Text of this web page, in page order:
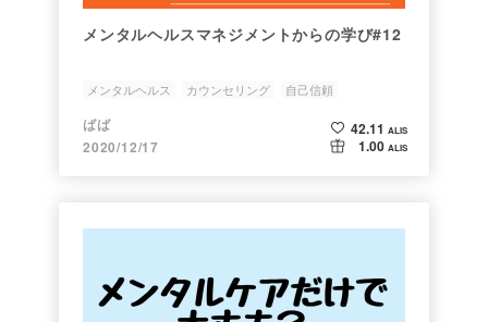
メンタルヘルスマネジメントからの学び#12
メンタルヘルス カウンセリング
自己信頼
アサーション
ばば
2020/12/17
42.11 ALIS
1.00 ALIS